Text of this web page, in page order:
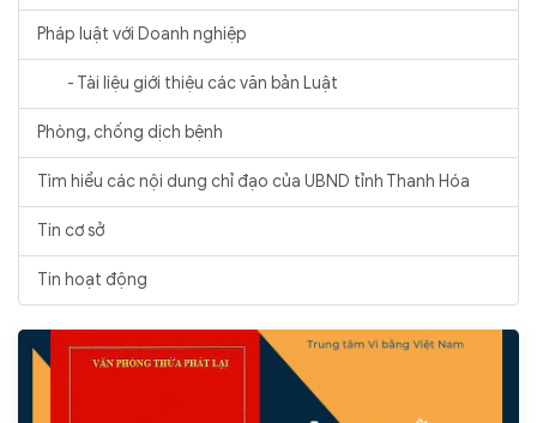
Pháp luật với Doanh nghiệp
- Tài liệu giới thiệu các văn bản Luật
Phòng, chống dịch bệnh
Tìm hiểu các nội dung chỉ đạo của UBND tỉnh Thanh Hóa
Tin cơ sở
Tin hoạt động